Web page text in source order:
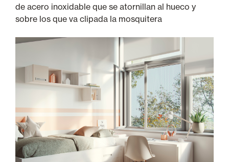
de acero inoxidable que se atornillan al hueco y
sobre los que va clipada la mosquitera